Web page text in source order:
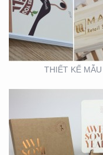
THIẾT KẾ
TẾT
MẪU THIẾT KẾ
TẾT RICHS